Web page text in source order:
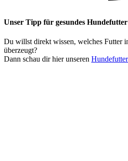
Unser Tipp für gesundes Hundefutter
Du willst direkt wissen, welches Futter
überzeugt?
Dann schau dir hier unseren